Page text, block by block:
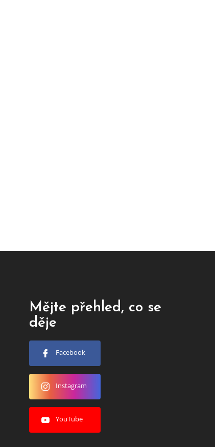
Mějte přehled, co se
děje
Facebook
Instagram
YouTube